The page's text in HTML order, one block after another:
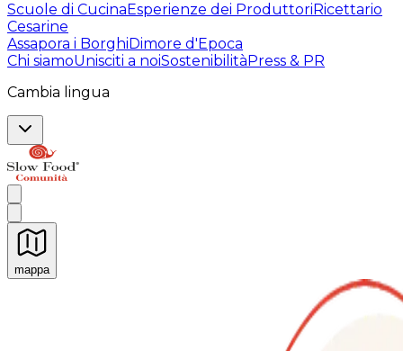
Scuole di CucinaEsperienze dei ProduttoriRicettario
Cesarine
Assapora i BorghiDimore d'Epoca
Chi siamoUnisciti a noiSostenibilitàPress & PR
Cambia lingua
mappa
Esperienze culinarie indimenticabili: Esperienze